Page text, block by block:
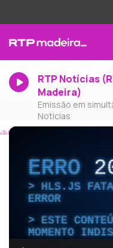
RTP Notícias
Madeira)
Emissão em
Notícias
ERRO
HLS.JS
ERROR
ESTE
MOMENTO